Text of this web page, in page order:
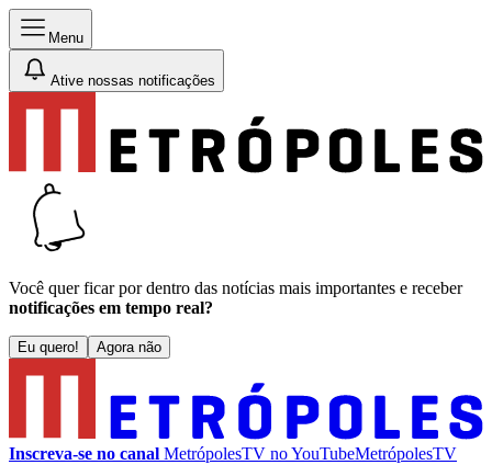
Menu
Ative nossas notificações
Você quer ficar por dentro das notícias mais importantes e receber
notificações em tempo real?
Eu quero! Agora não
Inscreva-se no canal MetrópolesTV noYouTubeMetrópolesTV